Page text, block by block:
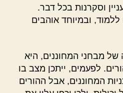
וסקרנות בכל דבר.
ללמוד, ובמיוחד אוהבים
מבחני המחוננים, היא
לפעמים, ייתכן מצב בו
המחוננים, אבל ההורים